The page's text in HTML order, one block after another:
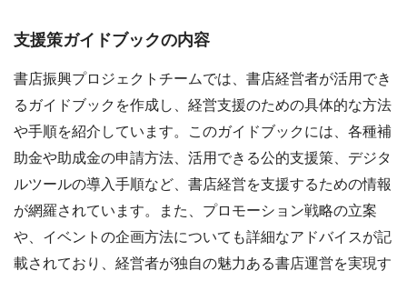
支援策ガイドブックの内容
書店振興プロジェクトチームでは、書店経営者が活用でき
るガイドブックを作成し、経営支援のための具体的な方法
や手順を紹介しています。このガイドブックには、各種補
助金や助成金の申請方法、活用できる公的支援策、デジタ
ルツールの導入手順など、書店経営を支援するための情報
が網羅されています。また、プロモーション戦略の立案
や、イベントの企画方法についても詳細なアドバイスが記
載されており、経営者が独自の魅力ある書店運営を実現す